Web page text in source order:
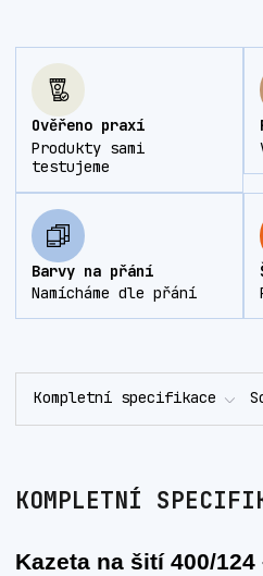
Ověřeno praxí
Produkty sami
testujeme
Barvy na přání
Namícháme dle přání
Kompletní specifikace
KOMPLETNÍ
Kazeta na šití 400/